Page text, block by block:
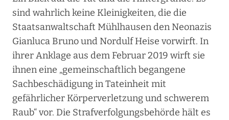
sind wahrlich keine Kleinigkeiten, die die
Staatsanwaltschaft Mühlhausen den Neonazis
Gianluca Bruno und Nordulf Heise vorwirft. In
ihrer Anklage aus dem Februar 2019 wirft sie
ihnen eine „gemeinschaftlich begangene
Sachbeschädigung in Tateinheit mit
gefährlicher Körperverletzung und schwerem
Raub“ vor. Die Strafverfolgungsbehörde hält es